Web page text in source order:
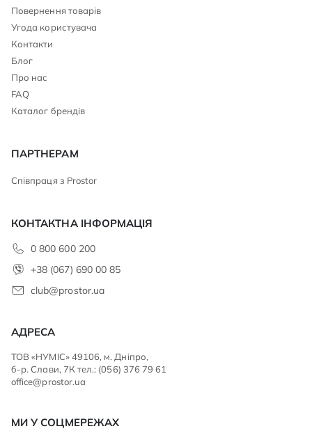
Повернення товарів
Угода користувача
Контакти
Блог
Про нас
FAQ
Каталог брендів
ПАРТНЕРАМ
Співпраця з Prostor
КОНТАКТНА ІНФОРМАЦІЯ
0 800 600 200
+38 (067) 690 00 85
club@prostor.ua
АДРЕСА
ТОВ «НУМІС» 49106, м. Дніпро,
б-р. Слави, 7К тел.: (056) 376 79 61
office@prostor.ua
МИ У СОЦМЕРЕЖАХ